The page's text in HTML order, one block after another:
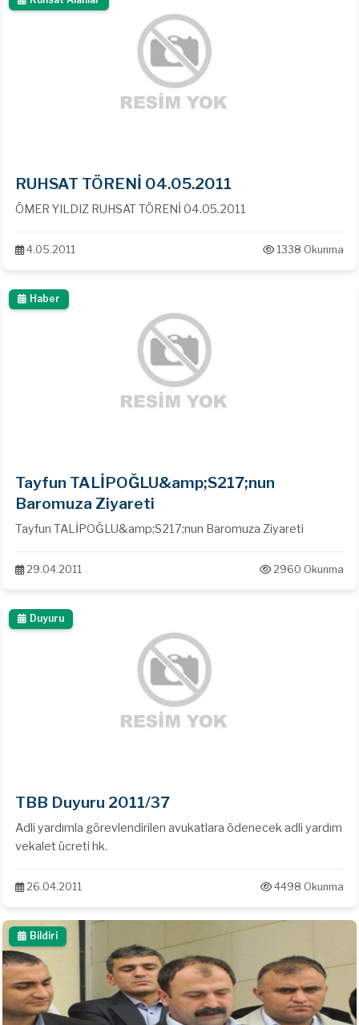
RUHSAT TÖRENİ 04.05.2011
ÖMER YILDIZ RUHSAT TÖRENİ 04.05.2011
4.05.2011 1338 Okunma
Haber
Tayfun TALİPOĞLU&amp;S217;nun
Baromuza Ziyareti
Tayfun TALİPOĞLU&amp;S217;nun Baromuza Ziyareti
29.04.2011 2960 Okunma
Duyuru
TBB Duyuru 2011/37
Adli yardımla görevlendirilen avukatlara ödenecek adli yardım
vekalet ücreti hk.
26.04.2011 4498 Okunma
Bildiri